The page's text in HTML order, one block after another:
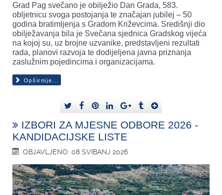
Grad Pag svečano je obilježio Dan Grada, 583.
obljetnicu svoga postojanja te značajan jubilej – 50
godina bratimljenja s Gradom Križevcima. Središnji dio
obilježavanja bila je Svečana sjednica Gradskog vijeća
na kojoj su, uz brojne uzvanike, predstavljeni rezultati
rada, planovi razvoja te dodijeljena javna priznanja
zaslužnim pojedincima i organizacijama.
Opširnije...
IZBORI ZA MJESNE ODBORE 2026 -
KANDIDACIJSKE LISTE
OBJAVLJENO: 08 SVIBANJ 2026